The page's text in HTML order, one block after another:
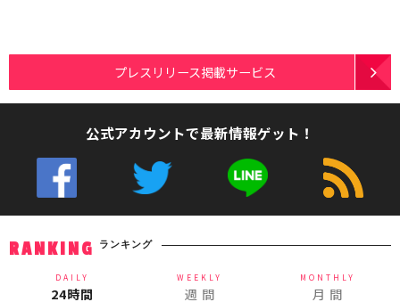
プレスリリース掲載サービス
公式アカウントで最新情報ゲット！
RANKING ランキング
DAILY
24時間
WEEKLY
週 間
MONTHLY
月 間